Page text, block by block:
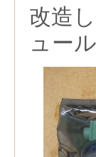
改造
ュー